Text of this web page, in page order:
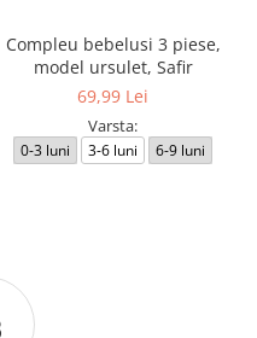
Compleu bebelusi 3 piese,
model ursulet, Safir
69,99 Lei
Varsta:
0-3 luni 3-6 luni 6-9 luni